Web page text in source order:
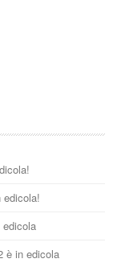
edicola!
edicola
è in edicola